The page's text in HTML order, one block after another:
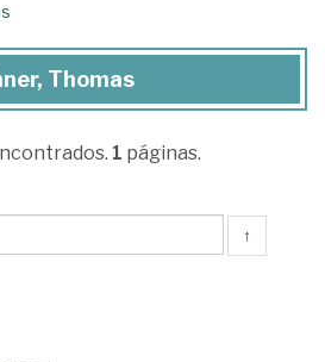
Thomas
1 páginas.
↑